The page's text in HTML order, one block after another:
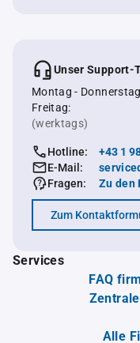
Unser Support-
Montag -
Freitag:
(werktags)
Hotline:
+43 1
E-Mail:
Fragen:
Zu den
Zum
Services
FAQ
Alle